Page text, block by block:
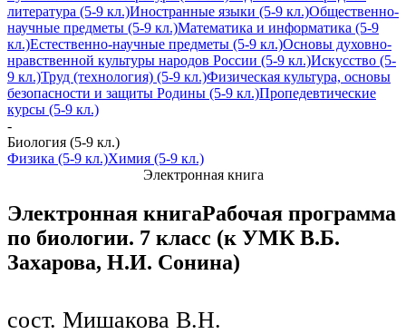
литература (5-9 кл.)Иностранные языки (5-9 кл.)Общественно-
научные предметы (5-9 кл.)Математика и информатика (5-9
кл.)Естественно-научные предметы (5-9 кл.)Основы духовно-
нравственной культуры народов России (5-9 кл.)Искусство (5-
9 кл.)Труд (технология) (5-9 кл.)Физическая культура, основы
безопасности и защиты Родины (5-9 кл.)Пропедевтические
курсы (5-9 кл.)
-
Биология (5-9 кл.)
Физика (5-9 кл.)Химия (5-9 кл.)
Электронная книга
Электронная книгаРабочая программа
по биологии. 7 класс (к УМК В.Б.
Захарова, Н.И. Сонина)
сост. Мишакова В.Н.